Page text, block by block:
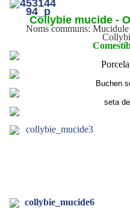
Collybie mucide -
Noms communs:
Buchen
seta